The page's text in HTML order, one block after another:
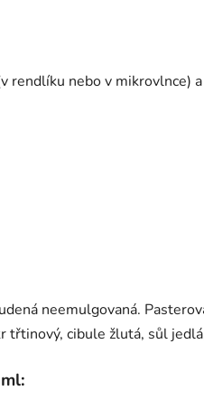
rendlíku nebo v mikrovlnce)
neemulgovaná.
třtinový, cibule žlutá, sůl